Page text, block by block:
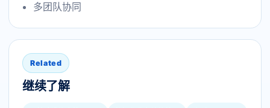
多团队协同
Related
继续了解